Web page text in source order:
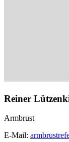
Reiner
Armbrust
E-Mail: